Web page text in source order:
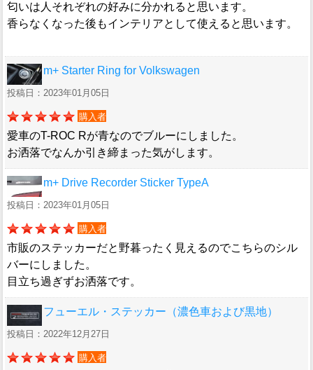
匂いは人それぞれの好みに分かれると思います。
香らなくなった後もインテリアとして使えると思います。
m+ Starter Ring for Volkswagen
投稿日：2023年01月05日
購入者
愛車のT-ROC Rが青なのでブルーにしました。
お洒落でなんか引き締まった気がします。
m+ Drive Recorder Sticker TypeA
投稿日：2023年01月05日
購入者
市販のステッカーだと野暮ったく見えるのでこちらのシル
バーにしました。
目立ち過ぎずお洒落です。
フューエル・ステッカー（濃色車および黒地）
投稿日：2022年12月27日
購入者